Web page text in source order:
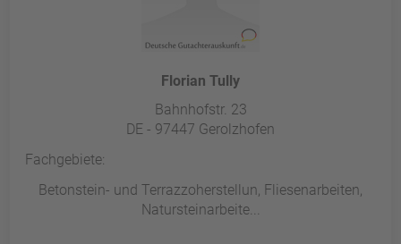
Florian Tully
Bahnhofstr. 23
DE - 97447 Gerolzhofen
Fachgebiete:
Betonstein- und Terrazzoherstellun, Fliesenarbeiten,
Natursteinarbeite...